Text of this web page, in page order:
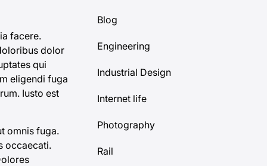
facere.
dolor
qui
eligendi fuga
Iusto est
omnis fuga.
occaecati.
Blog
Engineering
Industrial Design
Internet life
Photography
Rail